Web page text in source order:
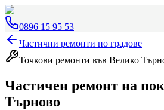
0896 15 95 53
Частични ремонти по градове
Точкови ремонти във Велико
Частичен ремонт на
Търново